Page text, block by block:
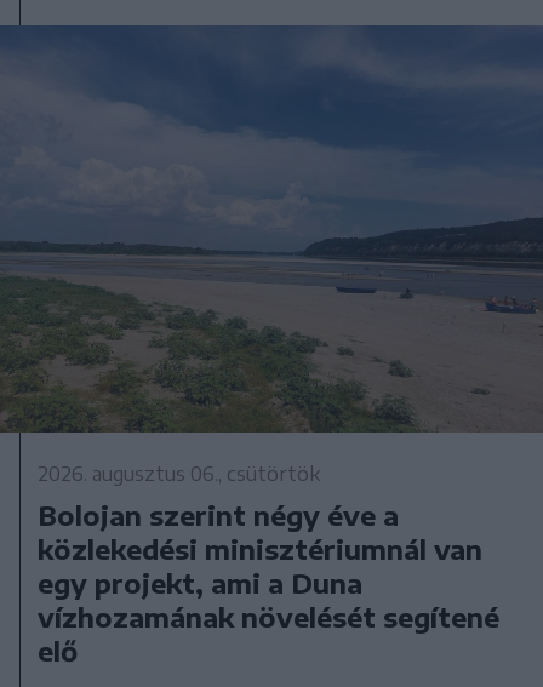
2026. augusztus 06., csütörtök
Bolojan szerint négy éve a
közlekedési minisztériumnál van
egy projekt, ami a Duna
vízhozamának növelését segítené
elő